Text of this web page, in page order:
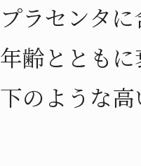
プラセンタ
年齢ととも
下のような